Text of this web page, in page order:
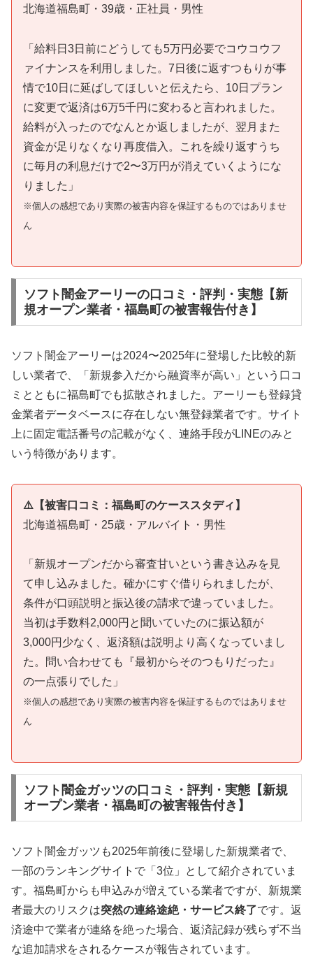
北海道福島町・39歳・正社員・男性
「給料日3日前にどうしても5万円必要でコウコウフ
ァイナンスを利用しました。7日後に返すつもりが事
情で10日に延ばしてほしいと伝えたら、10日プラン
に変更で返済は6万5千円に変わると言われました。
給料が入ったのでなんとか返しましたが、翌月また
資金が足りなくなり再度借入。これを繰り返すうち
に毎月の利息だけで2〜3万円が消えていくようにな
りました」
※個人の感想であり実際の被害内容を保証するものではありませ
ん
ソフト闇金アーリーの口コミ・評判・実態【新
規オープン業者・福島町の被害報告付き】
ソフト闇金アーリーは2024〜2025年に登場した比較的新
しい業者で、「新規参入だから融資率が高い」という口コ
ミとともに福島町でも拡散されました。アーリーも登録貸
金業者データベースに存在しない無登録業者です。サイト
上に固定電話番号の記載がなく、連絡手段がLINEのみと
いう特徴があります。
⚠️【被害口コミ：福島町のケーススタディ】
北海道福島町・25歳・アルバイト・男性
「新規オープンだから審査甘いという書き込みを見
て申し込みました。確かにすぐ借りられましたが、
条件が口頭説明と振込後の請求で違っていました。
当初は手数料2,000円と聞いていたのに振込額が
3,000円少なく、返済額は説明より高くなっていまし
た。問い合わせても『最初からそのつもりだった』
の一点張りでした」
※個人の感想であり実際の被害内容を保証するものではありませ
ん
ソフト闇金ガッツの口コミ・評判・実態【新規
オープン業者・福島町の被害報告付き】
ソフト闇金ガッツも2025年前後に登場した新規業者で、
一部のランキングサイトで「3位」として紹介されていま
す。福島町からも申込みが増えている業者ですが、新規業
者最大のリスクは突然の連絡途絶・サービス終了です。返
済途中で業者が連絡を絶った場合、返済記録が残らず不当
な追加請求をされるケースが報告されています。